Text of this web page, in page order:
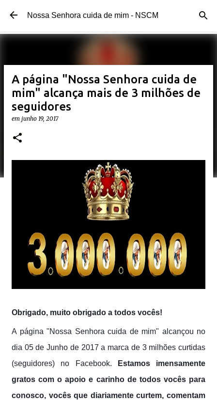
Pular para o conteúdo principal
Nossa Senhora cuida de mim - NSCM
A página "Nossa Senhora cuida de
mim" alcança mais de 3 milhões de
seguidores
em junho 19, 2017
Obrigado, muito obrigado a todos vocês!
A página "Nossa Senhora cuida de mim" alcançou no
dia 05 de Junho de 2017 a marca de 3 milhões curtidas
(seguidores) no Facebook. Estamos imensamente
gratos com o apoio e carinho de todos vocês para
conosco, vocês que diariamente curtem, comentam